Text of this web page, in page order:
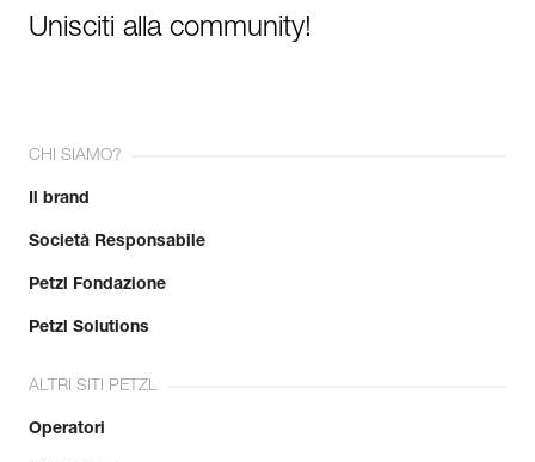
Unisciti alla community!
CHI SIAMO?
Il brand
Società Responsabile
Petzl Fondazione
Petzl Solutions
ALTRI SITI PETZL
Operatori